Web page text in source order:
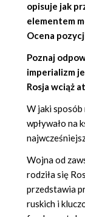
opisuje jak
elementem
Ocena
Poznaj
imperializm
Rosja wciąż
W jaki
wpływało na
Wojna od
rodziła się
przedstawia
ruskich i